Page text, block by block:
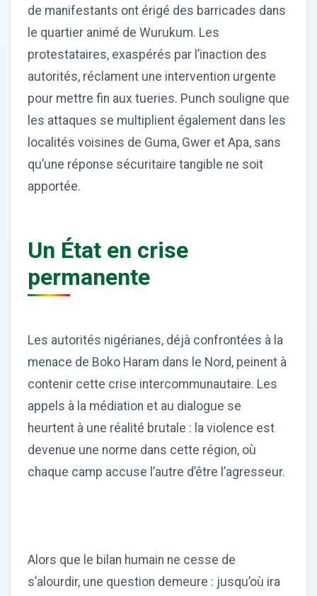
de manifestants ont érigé des barricades dans
le quartier animé de Wurukum. Les
protestataires, exaspérés par l’inaction des
autorités, réclament une intervention urgente
pour mettre fin aux tueries. Punch souligne que
les attaques se multiplient également dans les
localités voisines de Guma, Gwer et Apa, sans
qu’une réponse sécuritaire tangible ne soit
apportée.
Un État en crise
permanente
Les autorités nigérianes, déjà confrontées à la
menace de Boko Haram dans le Nord, peinent à
contenir cette crise intercommunautaire. Les
appels à la médiation et au dialogue se
heurtent à une réalité brutale : la violence est
devenue une norme dans cette région, où
chaque camp accuse l’autre d’être l’agresseur.
Alors que le bilan humain ne cesse de
s’alourdir, une question demeure : jusqu’où ira